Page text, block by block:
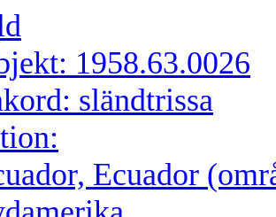
1958.63.0026
sländtrissa
Ecuador